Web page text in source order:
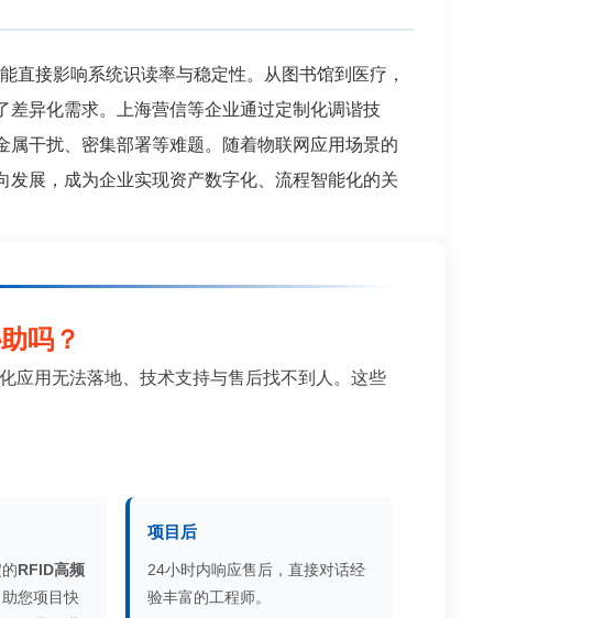
直接影响系统识读率与稳定性。从图书馆到医疗，
差异化需求。上海营信等企业通过定制化调谐技
干扰、密集部署等难题。随着物联网应用场景的
展，成为企业实现资产数字化、流程智能化的关
吗？
应用无法落地、技术支持与售后找不到人。这些
RFID高频
您项目快
项目后
24小时内响应售后，直接对话经
验丰富的工程师。